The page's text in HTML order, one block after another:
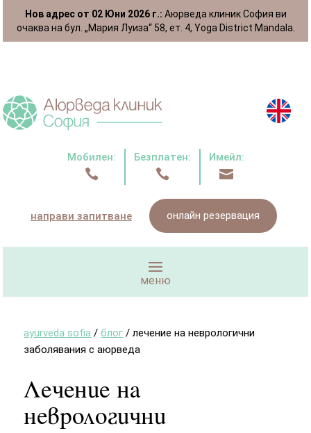
Нов адрес от 02 Юни 2026 г.: Аюрведа клиник София ви
очаква на бул. „Мария Луиза“ 58, ет. 4, Yoga District Mandala.
Мобилен:

Безплатен:

Имейл:

направи запитване онлайн резервация
ayurveda sofia /блог /лечение на неврологични
заболявания с аюрведа
Лечение на
неврологични